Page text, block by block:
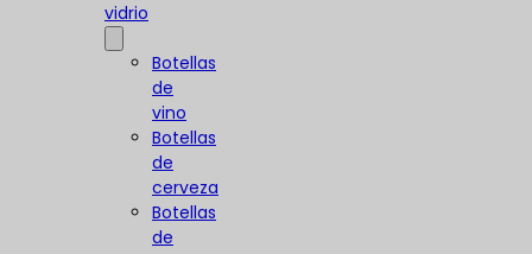
vidrio
Botellas
de
vino
Botellas
de
cerveza
Botellas
de